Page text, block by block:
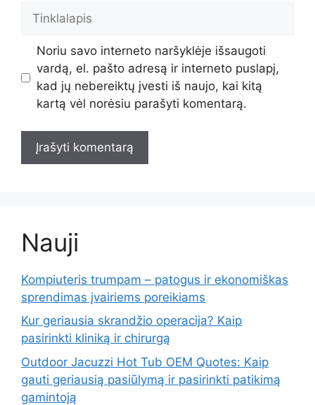
Tinklalapis
Noriu savo interneto naršyklėje išsaugoti
vardą, el. pašto adresą ir interneto puslapį,
kad jų nebereiktų įvesti iš naujo, kai kitą
kartą vėl norėsiu parašyti komentarą.
Nauji
Kompiuteris trumpam – patogus ir ekonomiškas
sprendimas įvairiems poreikiams
Kur geriausia skrandžio operacija? Kaip
pasirinkti kliniką ir chirurgą
Outdoor Jacuzzi Hot Tub OEM Quotes: Kaip
gauti geriausią pasiūlymą ir pasirinkti patikimą
gamintoją